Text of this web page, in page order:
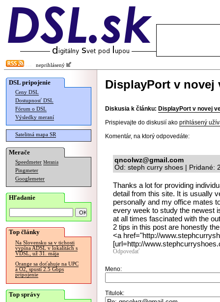
neprihlásený
DSL pripojenie
Ceny DSL
Dostupnosť DSL
Fórum o DSL
Výsledky meraní
Satelitná mapa SR
Merače
Speedmeter Merania
Pingmeter
Googlemeter
Hľadanie
Top články
Na Slovensku sa v tichosti
vypína ADSL v lokalitách s
VDSL, už 31. mája
Orange sa doťahuje na UPC
a O2, spustí 2.5 Gbps
pripojenie
Top správy
DisplayPort v novej
Diskusia k článku: DisplayPort v novej
Prispievajte do diskusií ako prihlásený
Komentár, na ktorý odpovedáte:
qncolwz@gmail.com
Od: steph curry shoes | Pridané:
Thanks a lot for providing
detail from this site. It is usually
personally and my office mates
every week to study the newest
at all times fascinated with the
2 tips in this post are honestly
<a href="http://
[url=http://
Odpovedať
Meno:
Titulok: